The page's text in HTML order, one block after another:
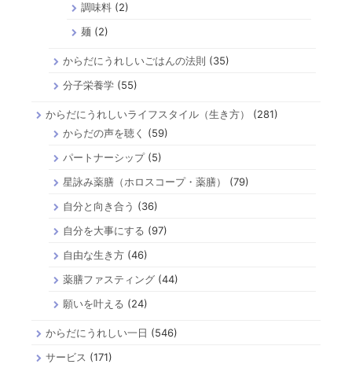
調味料(2)
麺 (2)
からだにうれしいごはんの法則 (35)
分子栄養学 (55)
からだにうれしいライフスタイル（生き方）
(281)
からだの声を聴く
(59)
パートナーシップ(5)
星詠み薬膳（ホロスコープ・薬膳）
(79)
自分と向き合う (36)
自分を大事にする (97)
自由な生き方 (46)
薬膳ファスティング (44)
願いを叶える (24)
からだにうれしい一日 (546)
サービス (171)